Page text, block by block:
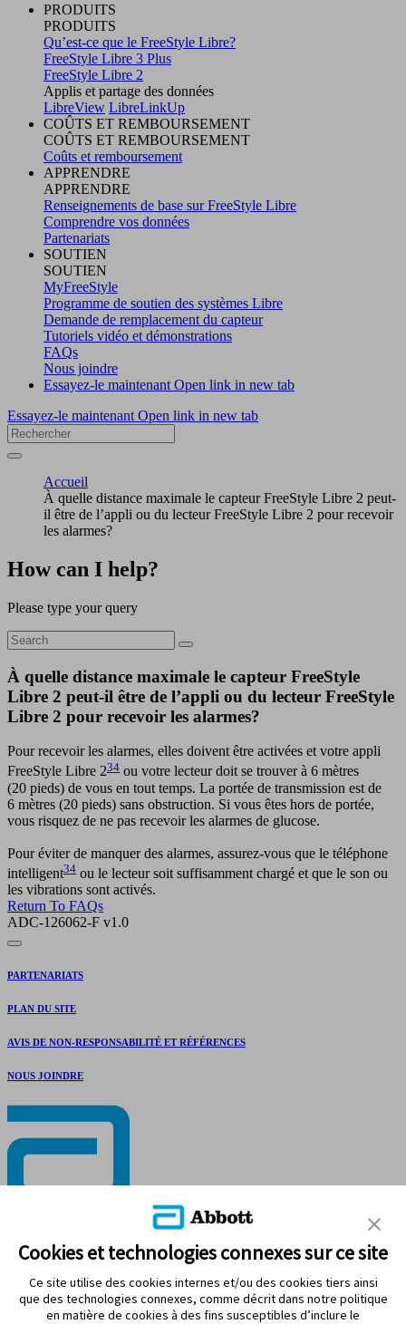
PRODUITS
PRODUITS
Qu’est-ce que le FreeStyle Libre?
FreeStyle Libre 3 Plus
FreeStyle Libre 2
Applis et partage des données
LibreView LibreLinkUp
COÛTS ET REMBOURSEMENT
COÛTS ET REMBOURSEMENT
Coûts et remboursement
APPRENDRE
APPRENDRE
Renseignements de base sur FreeStyle Libre
Comprendre vos données
Partenariats
SOUTIEN
SOUTIEN
MyFreeStyle
Programme de soutien des systèmes Libre
Demande de remplacement du capteur
Tutoriels vidéo et démonstrations
FAQs
Nous joindre
Essayez-le maintenant Open link in new tab
Essayez-le maintenant Open link in new tab
Accueil
À quelle distance maximale le capteur FreeStyle Libre 2 peut-
il être de l’appli ou du lecteur FreeStyle Libre 2 pour recevoir
les alarmes?
How can I help?
Please type your query
À quelle distance maximale le capteur FreeStyle
Libre 2 peut-il être de l’appli ou du lecteur FreeStyle
Libre 2 pour recevoir les alarmes?
Pour recevoir les alarmes, elles doivent être activées et votre appli
FreeStyle Libre 234 ou votre lecteur doit se trouver à 6 mètres
(20 pieds) de vous en tout temps. La portée de transmission est de
6 mètres (20 pieds) sans obstruction. Si vous êtes hors de portée,
vous risquez de ne pas recevoir les alarmes de glucose.
Pour éviter de manquer des alarmes, assurez-vous que le téléphone
intelligent34 ou le lecteur soit suffisamment chargé et que le son ou
les vibrations sont activés.
Return To FAQs
ADC-126062-F v1.0
PARTENARIATS
PLAN DU SITE
AVIS DE NON-RESPONSABILITÉ ET RÉFÉRENCES
NOUS JOINDRE
Cookies et technologies connexes sur ce site
Ce site utilise des cookies internes et/ou des cookies tiers ainsi
que des technologies connexes, comme décrit dans notre politique
en matière de cookies à des fins susceptibles d’inclure le